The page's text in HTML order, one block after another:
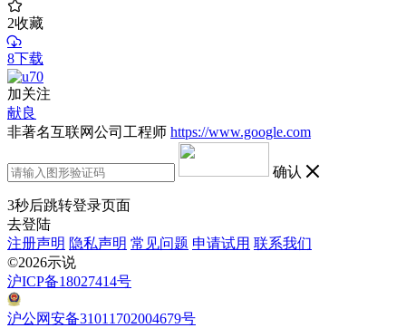
2收藏
8下载
加关注
献良
非著名互联网公司工程师 https://www.google.com
确认
3秒后跳转登录页面
去登陆
注册声明 隐私声明 常见问题 申请试用 联系我们
©2026示说
沪ICP备18027414号
沪公网安备31011702004679号